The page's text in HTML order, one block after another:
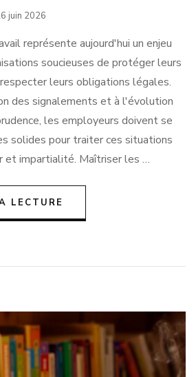
juin 2026
représente aujourd'hui un enjeu
soucieuses de protéger leurs
leurs obligations légales.
des signalements et à l'évolution
les employeurs doivent se
solides pour traiter ces situations
et impartialité. Maîtriser les …
LECTURE